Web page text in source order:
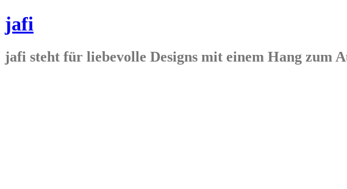
jafi
jafi steht für liebevolle Designs mit einem Hang zum